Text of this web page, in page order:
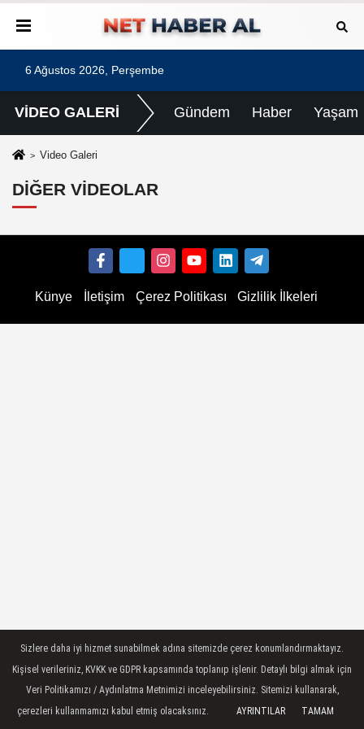
6 Ağustos 2026, Perşembe
VİDEO GALERİ Gündem Haber Yaşam
Video Galeri
DIĞER VIDEOLAR
Künye İletişim Çerez Politikası Gizlilik İlkeleri
Sizlere daha iyi hizmet sunabilmek adına sitemizde çerez konumlandırmaktayız.
Kişisel verileriniz, KVKK ve GDPR kapsamında toplanıp işlenir. Detaylı bilgi almak için
Veri Politikamızı / Aydınlatma Metnimizi inceleyebilirsiniz. Sitemizi kullanarak,
çerezleri kullanmamızı kabul etmiş olacaksınız.
AYRINTILAR TAMAM